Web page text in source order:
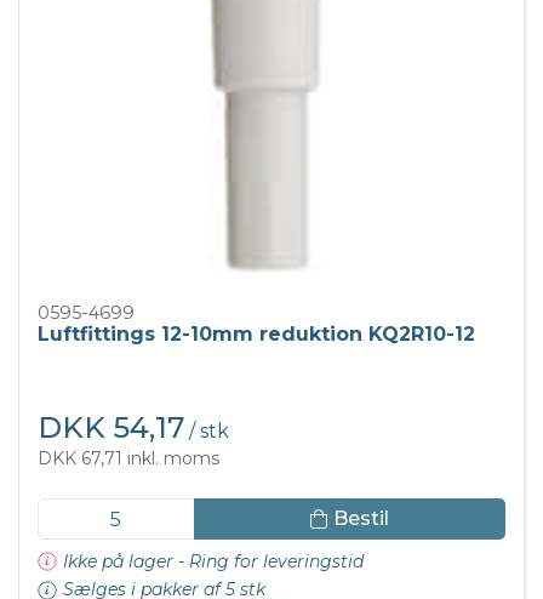
0595-4699
Luftfittings 12-10mm reduktion KQ2R10-12
DKK 54,17 / stk
DKK 67,71 inkl. moms
Bestil
Ikke på lager - Ring for leveringstid
Sælges i pakker af 5 stk